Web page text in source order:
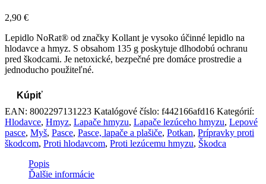
2,90 €
Lepidlo NoRat® od značky Kollant je vysoko účinné lepidlo na
hlodavce a hmyz. S obsahom 135 g poskytuje dlhodobú ochranu
pred škodcami. Je netoxické, bezpečné pre domáce prostredie a
jednoducho použiteľné.
Kúpiť
EAN: 8002297131223 Katalógové číslo: f442166afd16 Kategórií:
Hlodavce, Hmyz, Lapače hmyzu, Lapače lezúceho hmyzu, Lepové
pasce, Myš, Pasce, Pasce, lapače a plašiče, Potkan, Prípravky proti
škodcom, Proti hlodavcom, Proti lezúcemu hmyzu, Škodca
Popis
Ďalšie informácie